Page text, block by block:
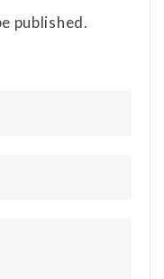
published.